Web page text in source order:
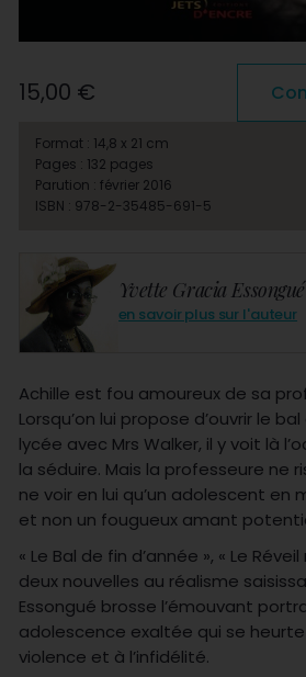
Yvette Gracia Essongué
en savoir plus sur l'auteur
Achille est fou amoureux de sa
Lorsqu’on lui propose d’ouvrir le
lycée avec Mrs Walker, il y voit là
la séduire. Mais la professeure ne
ne voir en lui qu’un adolescent en
et non un fougueux amant
« Le Bal de fin d’année », « Le
deux nouvelles au réalisme
Essongué brosse l’émouvant
adolescence exaltée qui se
violence et à l’infidélité.
15,00 €
Format : 14,8 x 21 cm
Pages : 132 pages
Parution : février 2016
ISBN : 978-2-35485-691-5